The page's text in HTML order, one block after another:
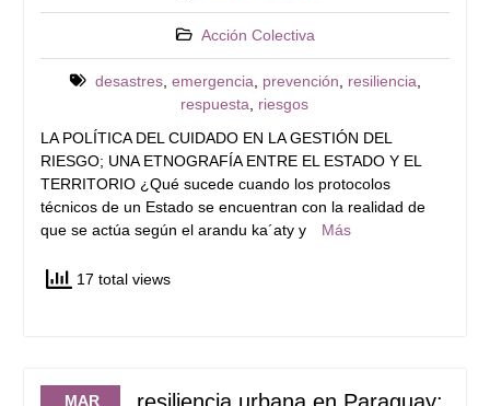
Acción Colectiva
desastres, emergencia, prevención, resiliencia,
respuesta, riesgos
LA POLÍTICA DEL CUIDADO EN LA GESTIÓN DEL
RIESGO; UNA ETNOGRAFÍA ENTRE EL ESTADO Y EL
TERRITORIO ¿Qué sucede cuando los protocolos
técnicos de un Estado se encuentran con la realidad de
que se actúa según el arandu ka´aty y
Más
17 total views
MAR